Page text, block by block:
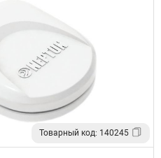
Товарный код: 140245